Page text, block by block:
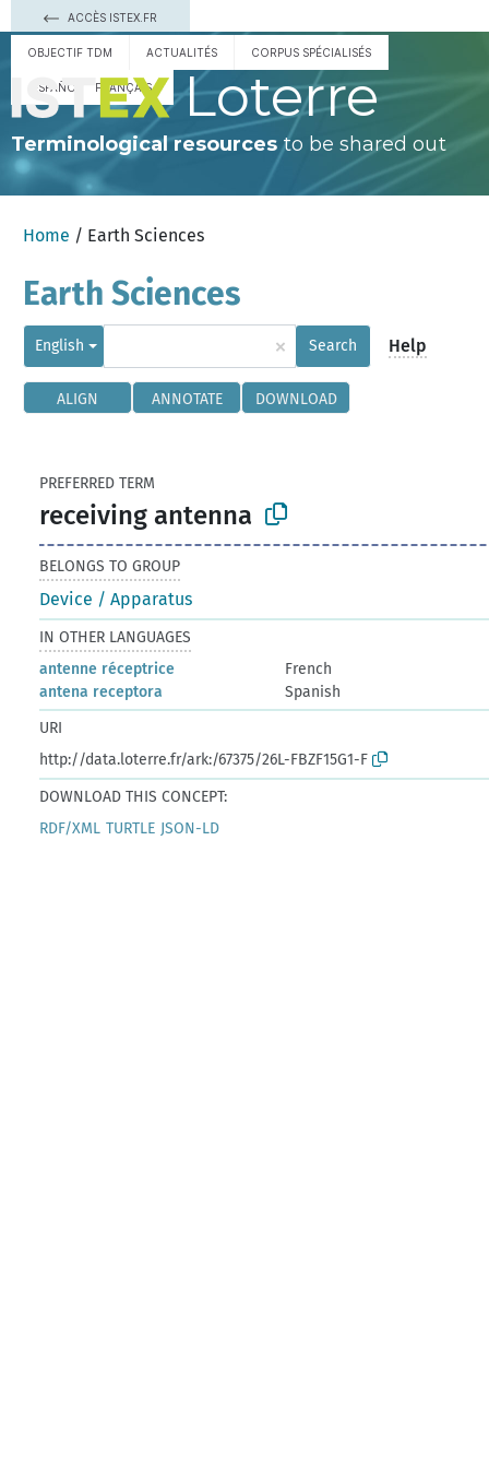
ACCÈS ISTEX.FR
OBJECTIF TDM ACTUALITÉS CORPUS SPÉCIALISÉS
ESPAÑOL FRANÇAIS Loterre
Terminological resourcesto be shared out
Home / Earth Sciences
Earth Sciences
English × Search Help
ALIGN ANNOTATE DOWNLOAD
PREFERRED TERM
receiving antenna
BELONGS TO GROUP
Device / Apparatus
IN OTHER LANGUAGES
antenne réceptrice
French
antena receptora
Spanish
URI
http://data.loterre.fr/ark:/67375/26L-FBZF15G1-F
DOWNLOAD THIS CONCEPT:
RDF/XML TURTLE JSON-LD